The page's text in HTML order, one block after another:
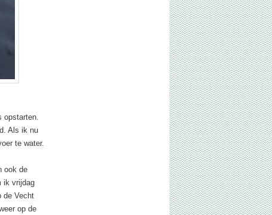
Als ik nu
te water.
ook de
ik vrijdag
de Vecht
op de